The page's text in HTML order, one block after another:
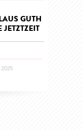
GUTH